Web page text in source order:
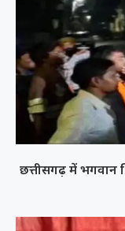
छत्तीसगढ़ में